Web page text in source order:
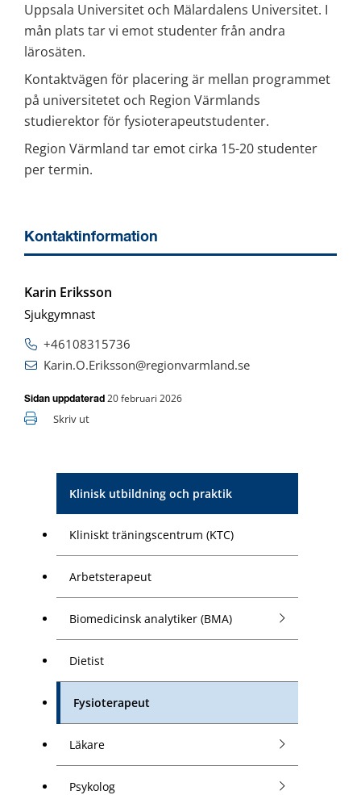
Klinisk utbildning och praktik
Kliniskt träningscentrum (KTC)
Arbetsterapeut
Biomedicinsk analytiker (BMA)
Dietist
Fysioterapeut
Läkare
Psykolog
Uppsala Universitet och Mälardalens Universitet. I
mån plats tar vi emot studenter från andra
lärosäten.
Kontaktvägen för placering är mellan programmet
på universitetet och Region Värmlands
studierektor för fysioterapeutstudenter.
Region Värmland tar emot cirka 15-20 studenter
per termin.
Kontaktinformation
Karin Eriksson
Sjukgymnast
+46108315736
Karin.O.Eriksson@regionvarmland.se
Sidan uppdaterad 20 februari 2026
Skriv ut